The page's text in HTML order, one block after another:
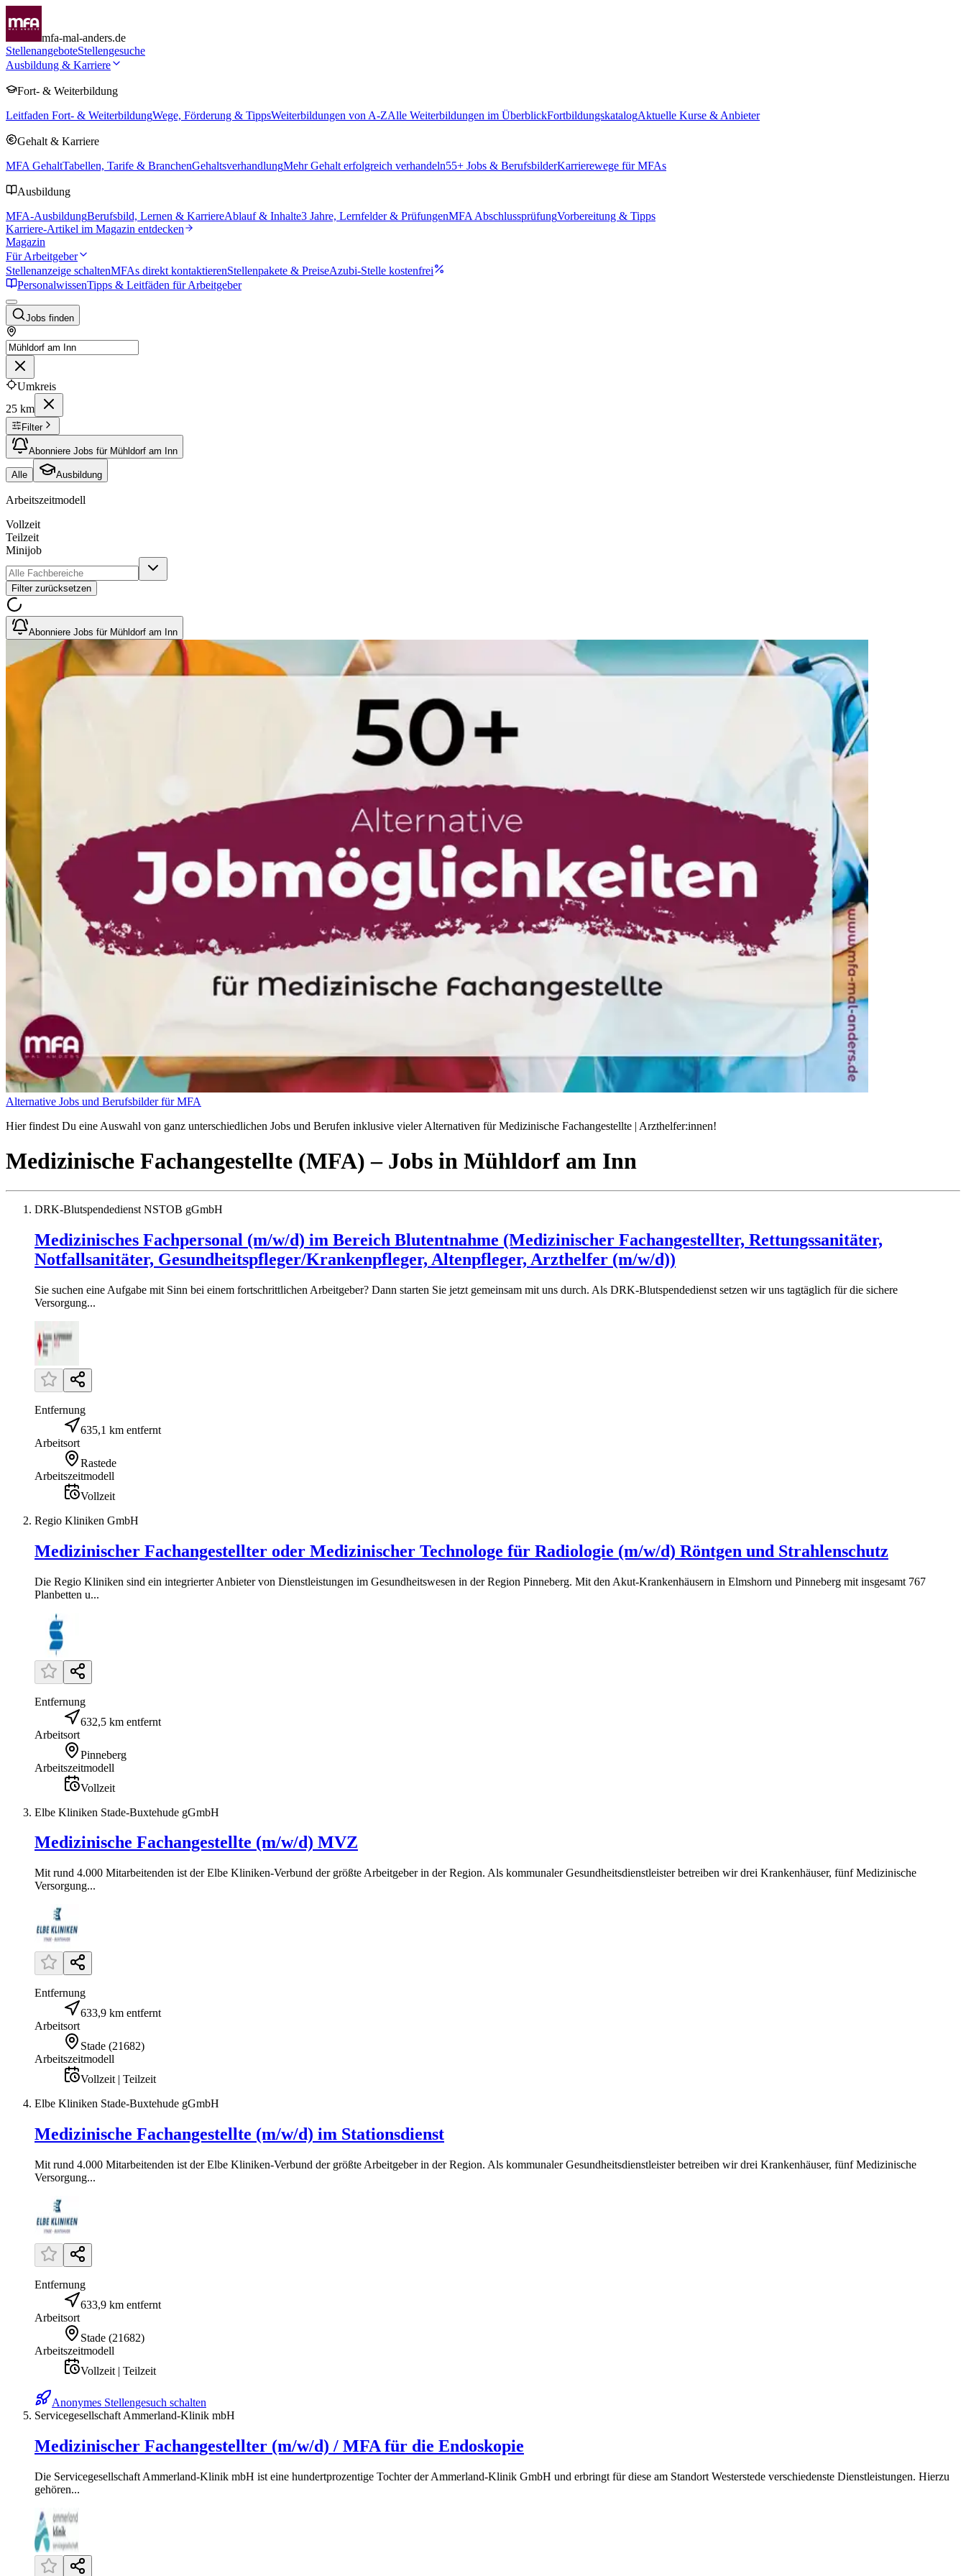
mfa-mal-anders.de
StellenangeboteStellengesuche
Ausbildung & Karriere
Fort- & Weiterbildung
Leitfaden Fort- & WeiterbildungWege, Förderung & TippsWeiterbildungen von A-ZAlle Weiterbildungen im ÜberblickFortbildungskatalogAktuelle Kurse & Anbieter
Gehalt & Karriere
MFA GehaltTabellen, Tarife & BranchenGehaltsverhandlungMehr Gehalt erfolgreich verhandeln55+ Jobs & BerufsbilderKarrierewege für MFAs
Ausbildung
MFA-AusbildungBerufsbild, Lernen & KarriereAblauf & Inhalte3 Jahre, Lernfelder & PrüfungenMFA AbschlussprüfungVorbereitung & Tipps
Karriere-Artikel im Magazin entdecken
Magazin
Für Arbeitgeber
Stellenanzeige schaltenMFAs direkt kontaktierenStellenpakete & PreiseAzubi-Stelle kostenfrei
PersonalwissenTipps & Leitfäden für Arbeitgeber
Jobs finden
Umkreis
25 km
Filter
Abonniere Jobs für Mühldorf am Inn
Alle Ausbildung
Arbeitszeitmodell
Vollzeit
Teilzeit
Minijob
Filter zurücksetzen
Abonniere Jobs für Mühldorf am Inn
Alternative Jobs und Berufsbilder für MFA
Hier findest Du eine Auswahl von ganz unterschiedlichen Jobs und Berufen inklusive vieler Alternativen für Medizinische Fachangestellte | Arzthelfer:innen!
Medizinische Fachangestellte (MFA) – Jobs in Mühldorf am Inn
DRK-Blutspendedienst NSTOB gGmbH
Medizinisches Fachpersonal (m/w/d) im Bereich Blutentnahme (Medizinischer Fachangestellter, Rettungssanitäter,
Notfallsanitäter, Gesundheitspfleger/Krankenpfleger, Altenpfleger, Arzthelfer (m/w/d))
Sie suchen eine Aufgabe mit Sinn bei einem fortschrittlichen Arbeitgeber? Dann starten Sie jetzt gemeinsam mit uns durch. Als DRK-Blutspendedienst setzen wir uns tagtäglich für die sichere
Versorgung...
Entfernung
635,1 km entfernt
Arbeitsort
Rastede
Arbeitszeitmodell
Vollzeit
Regio Kliniken GmbH
Medizinischer Fachangestellter oder Medizinischer Technologe für Radiologie (m/w/d) Röntgen und Strahlenschutz
Die Regio Kliniken sind ein integrierter Anbieter von Dienstleistungen im Gesundheitswesen in der Region Pinneberg. Mit den Akut-Krankenhäusern in Elmshorn und Pinneberg mit insgesamt 767
Planbetten u...
Entfernung
632,5 km entfernt
Arbeitsort
Pinneberg
Arbeitszeitmodell
Vollzeit
Elbe Kliniken Stade-Buxtehude gGmbH
Medizinische Fachangestellte (m/w/d) MVZ
Mit rund 4.000 Mitarbeitenden ist der Elbe Kliniken-Verbund der größte Arbeitgeber in der Region. Als kommunaler Gesundheitsdienstleister betreiben wir drei Krankenhäuser, fünf Medizinische
Versorgung...
Entfernung
633,9 km entfernt
Arbeitsort
Stade (21682)
Arbeitszeitmodell
Vollzeit | Teilzeit
Elbe Kliniken Stade-Buxtehude gGmbH
Medizinische Fachangestellte (m/w/d) im Stationsdienst
Mit rund 4.000 Mitarbeitenden ist der Elbe Kliniken-Verbund der größte Arbeitgeber in der Region. Als kommunaler Gesundheitsdienstleister betreiben wir drei Krankenhäuser, fünf Medizinische
Versorgung...
Entfernung
633,9 km entfernt
Arbeitsort
Stade (21682)
Arbeitszeitmodell
Vollzeit | Teilzeit
Anonymes Stellengesuch schalten
Servicegesellschaft Ammerland-Klinik mbH
Medizinischer Fachangestellter (m/w/d) / MFA für die Endoskopie
Die Servicegesellschaft Ammerland-Klinik mbH ist eine hundertprozentige Tochter der Ammerland-Klinik GmbH und erbringt für diese am Standort Westerstede verschiedenste Dienstleistungen. Hierzu
gehören...